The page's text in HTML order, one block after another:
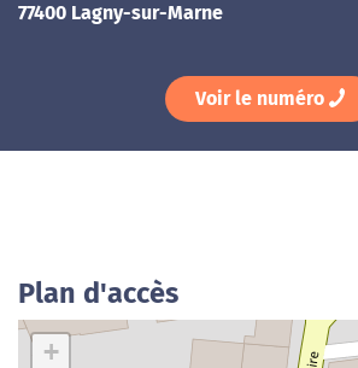
77400 Lagny-sur-Marne
Voir le numéro
Plan d'accès
+